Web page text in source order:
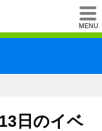
MENU
人石川
日のイベ